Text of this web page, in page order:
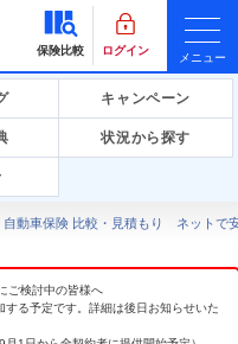
保険比較 ログイン
メニュー
キャンペーン
状況から探す
自動車保険 比較・見積もり ネットで
検討中の皆様へ
る予定です。詳細は後日お知らせいた